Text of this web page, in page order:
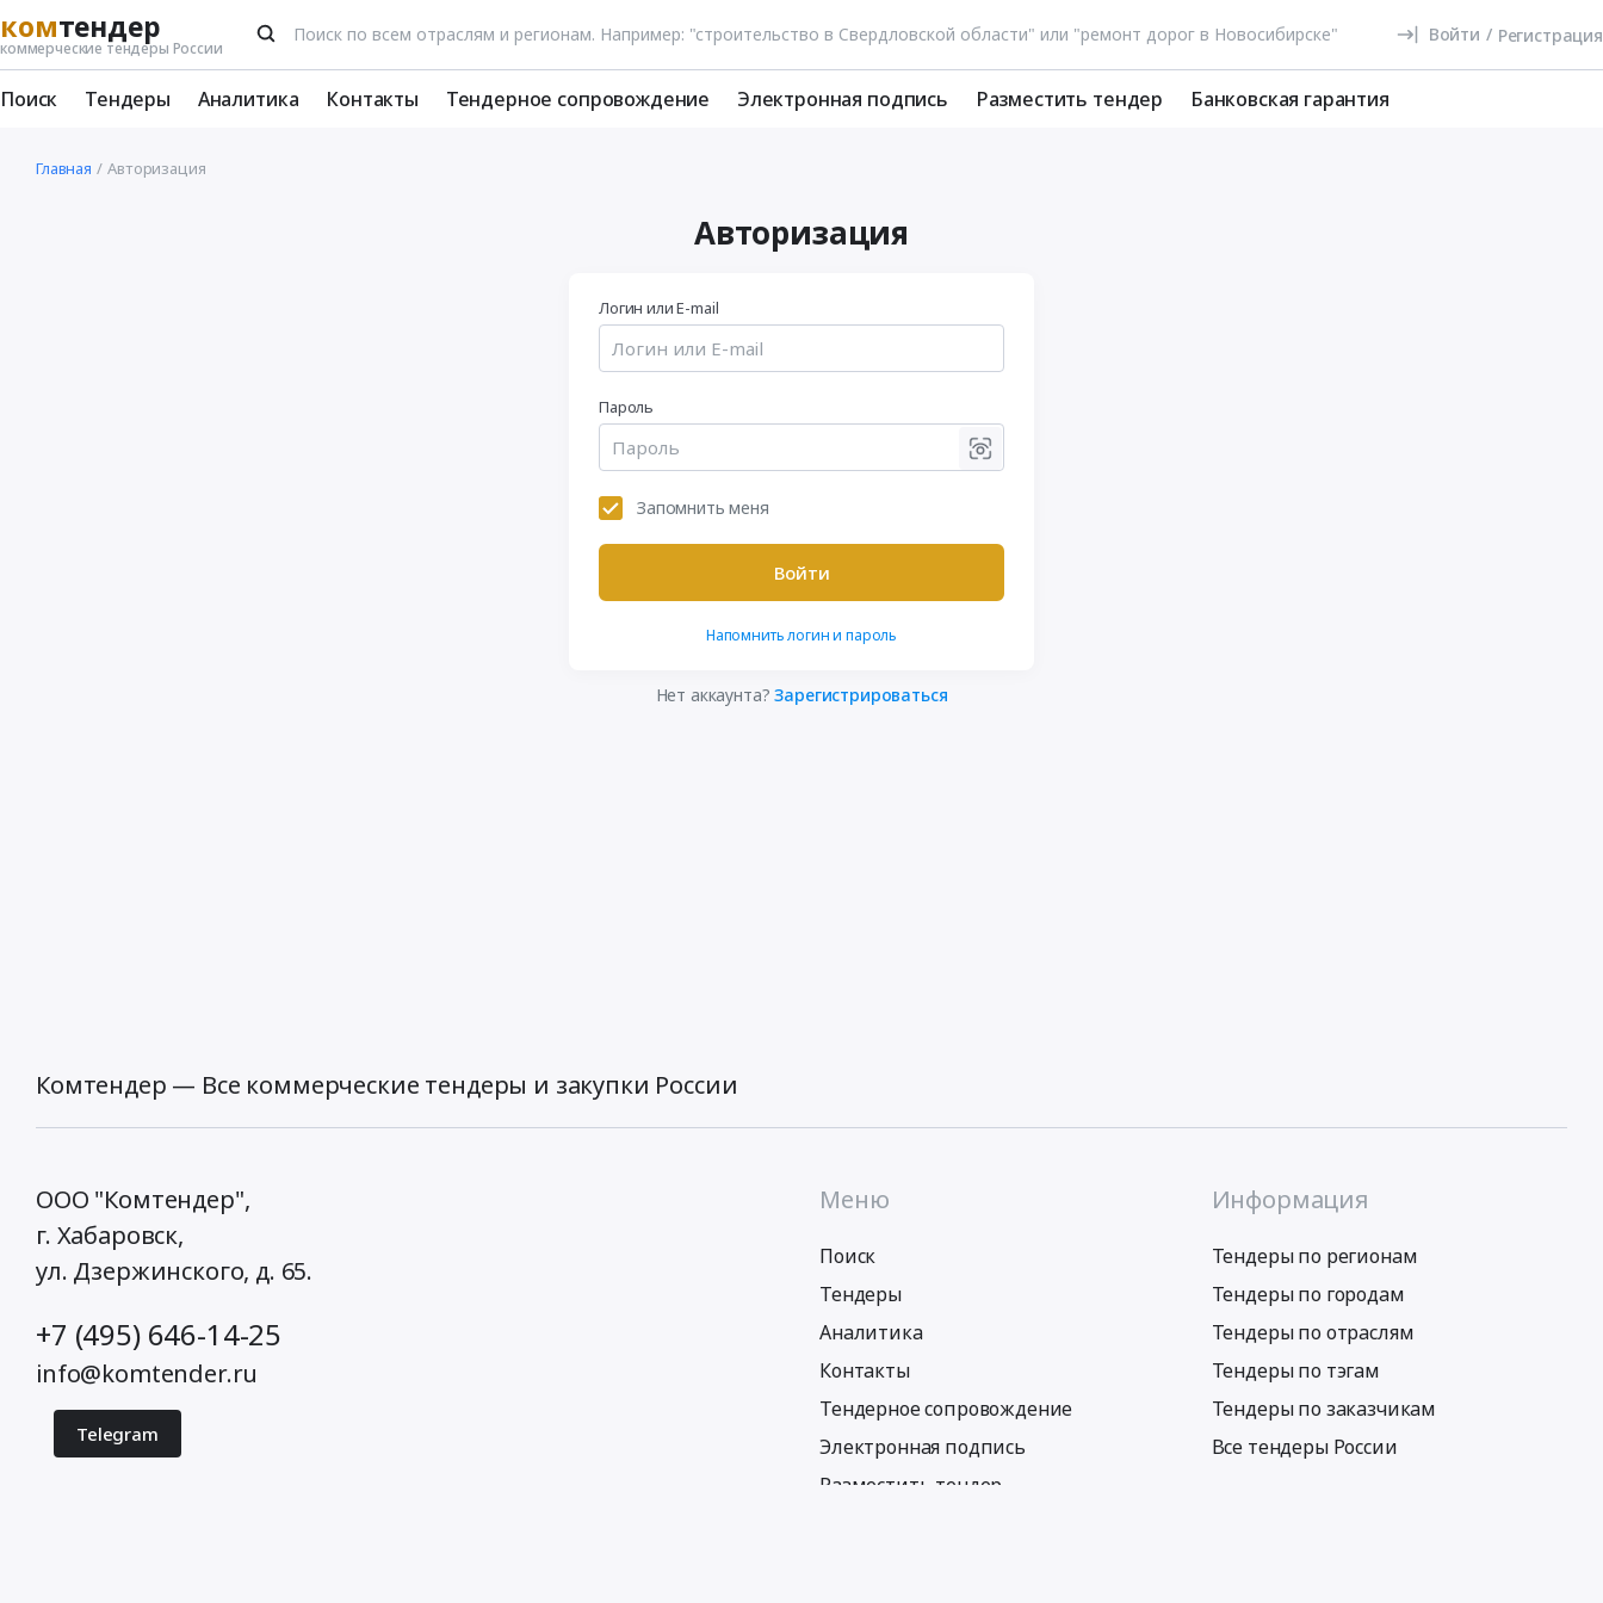
комтендер
коммерческие тендеры России
Войти / Регистрация
Поиск Тендеры Аналитика Контакты Тендерное сопровождение Электронная подпись Разместить тендер Банковская гарантия
Главная Авторизация
Авторизация
Логин или E-mail
Пароль
Запомнить меня
Войти
Напомнить логин и пароль
Нет аккаунта?Зарегистрироваться
Комтендер — Все коммерческие тендеры и закупки России
ООО "Комтендер",
г. Хабаровск,
ул. Дзержинского, д. 65.
+7 (495) 646-14-25
info@komtender.ru
Telegram
Меню
Поиск
Тендеры
Аналитика
Контакты
Тендерное сопровождение
Электронная подпись
Разместить тендер
Информация
Тендеры по регионам
Тендеры по городам
Тендеры по отраслям
Тендеры по тэгам
Тендеры по заказчикам
Все тендеры России